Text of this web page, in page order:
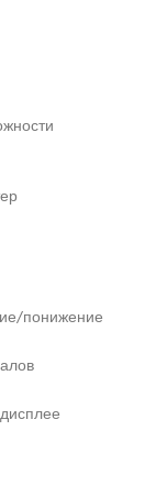
понижение